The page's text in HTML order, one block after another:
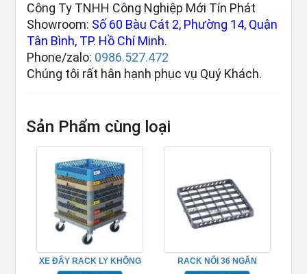
Công Ty TNHH Công Nghiệp Mới Tín Phát
Showroom: Số 60 Bàu Cát 2, Phường 14, Quận
Tân Bình, TP. Hồ Chí Minh.
Phone/zalo: 0986.527.472
Chúng tôi rất hân hạnh phục vụ Quý Khách.
Sản Phẩm cùng loại
XE ĐẨY RACK LY KHÔNG
CÓ TAY NẮM
RACK NỐI 36 NGĂN
TP691018